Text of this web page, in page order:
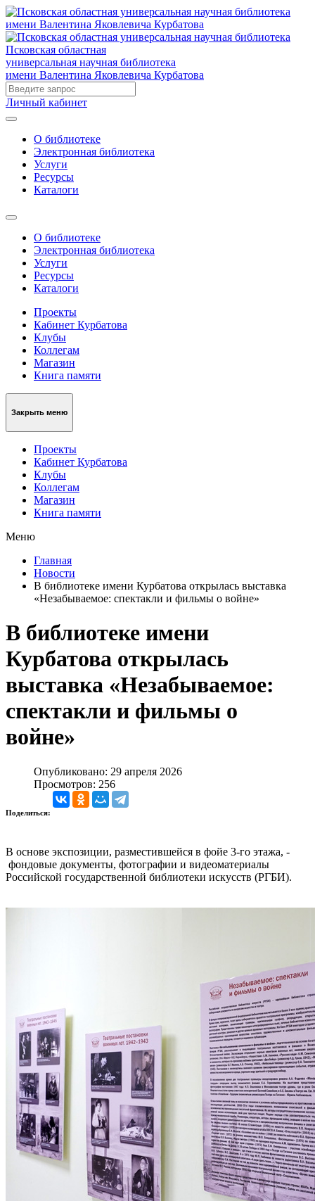
Псковская областная
универсальная научная библиотека
имени Валентина Яковлевича Курбатова
Личный кабинет
О библиотеке
Электронная библиотека
Услуги
Ресурсы
Каталоги
О библиотеке
Электронная библиотека
Услуги
Ресурсы
Каталоги
Проекты
Кабинет Курбатова
Клубы
Коллегам
Магазин
Книга памяти
Закрыть меню
Проекты
Кабинет Курбатова
Клубы
Коллегам
Магазин
Книга памяти
Меню
Главная
Новости
В библиотеке имени Курбатова открылась выставка
«Незабываемое: спектакли и фильмы о войне»
В библиотеке имени
Курбатова открылась
выставка «Незабываемое:
спектакли и фильмы о
войне»
Опубликовано: 29 апреля 2026
Просмотров: 256
Поделиться:
В основе экспозиции, разместившейся в фойе 3-го этажа, -
фондовые документы, фотографии и видеоматериалы
Российской государственной библиотеки искусств (РГБИ).